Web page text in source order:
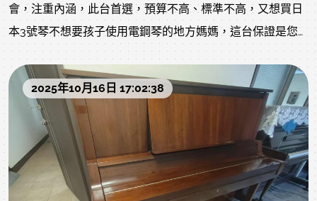
會，注重內涵，此台首選，預算不高、標準不高，又想買日
本3號琴不想要孩子使用電鋼琴的地方媽媽，這台保證是您
首選..僅此特惠一台 錯過可惜 下方為回購當下狀況目前整理
ing，以下照片影片是我們專業認證回收後當下的原始狀況，
上一手保存良好就像去買中古車，車行都整理得很漂亮，但
您不知道的是原始狀況?是否被撞?是否大修?以下照片及影片
把上一手的狀況坦誠給您了解，放心喔!現在一台全新日本原
裝U3訂價大約26萬左右只要46800自己搬(同商品蝦皮賣7~8
萬，甚至更高，不怕您比較，歡迎比價)，比中階電鋼琴還便
2025年10月16日 17:02:38